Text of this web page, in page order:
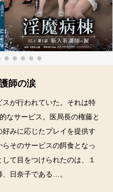
師の涙
が行われていた。それは特
なサービス。医局長の権藤と
みに応じたプレイを提供す
そのサービスの餌食となっ
て目をつけられたのは、１
日奈子である…。